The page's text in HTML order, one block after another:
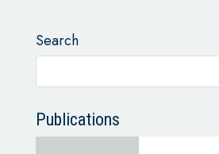
Search
Publications